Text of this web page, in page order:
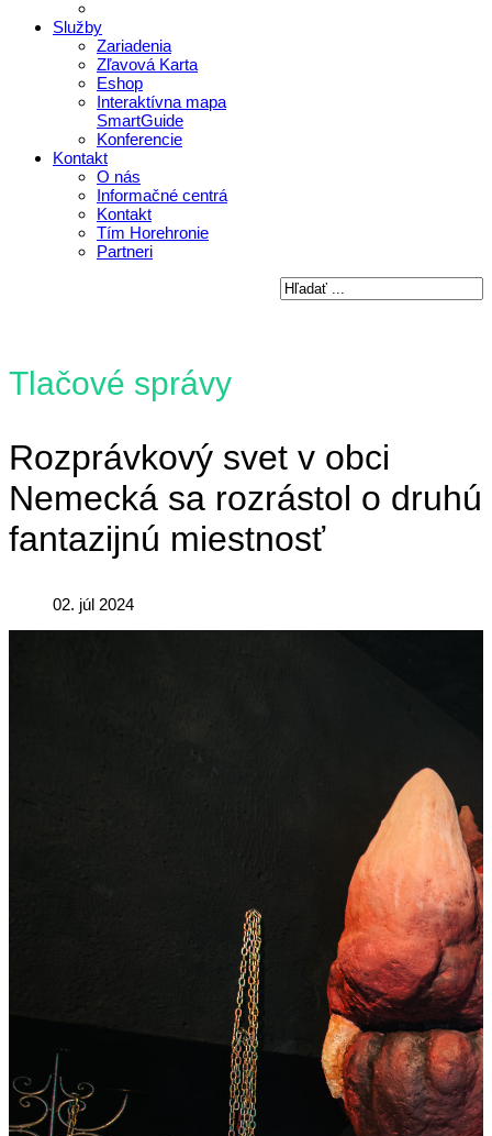
Služby
Zariadenia
Zľavová Karta
Eshop
Interaktívna mapa
SmartGuide
Konferencie
Kontakt
O nás
Informačné centrá
Kontakt
Tím Horehronie
Partneri
Tlačové správy
Rozprávkový svet v obci
Nemecká sa rozrástol o druhú
fantazijnú miestnosť
02. júl 2024